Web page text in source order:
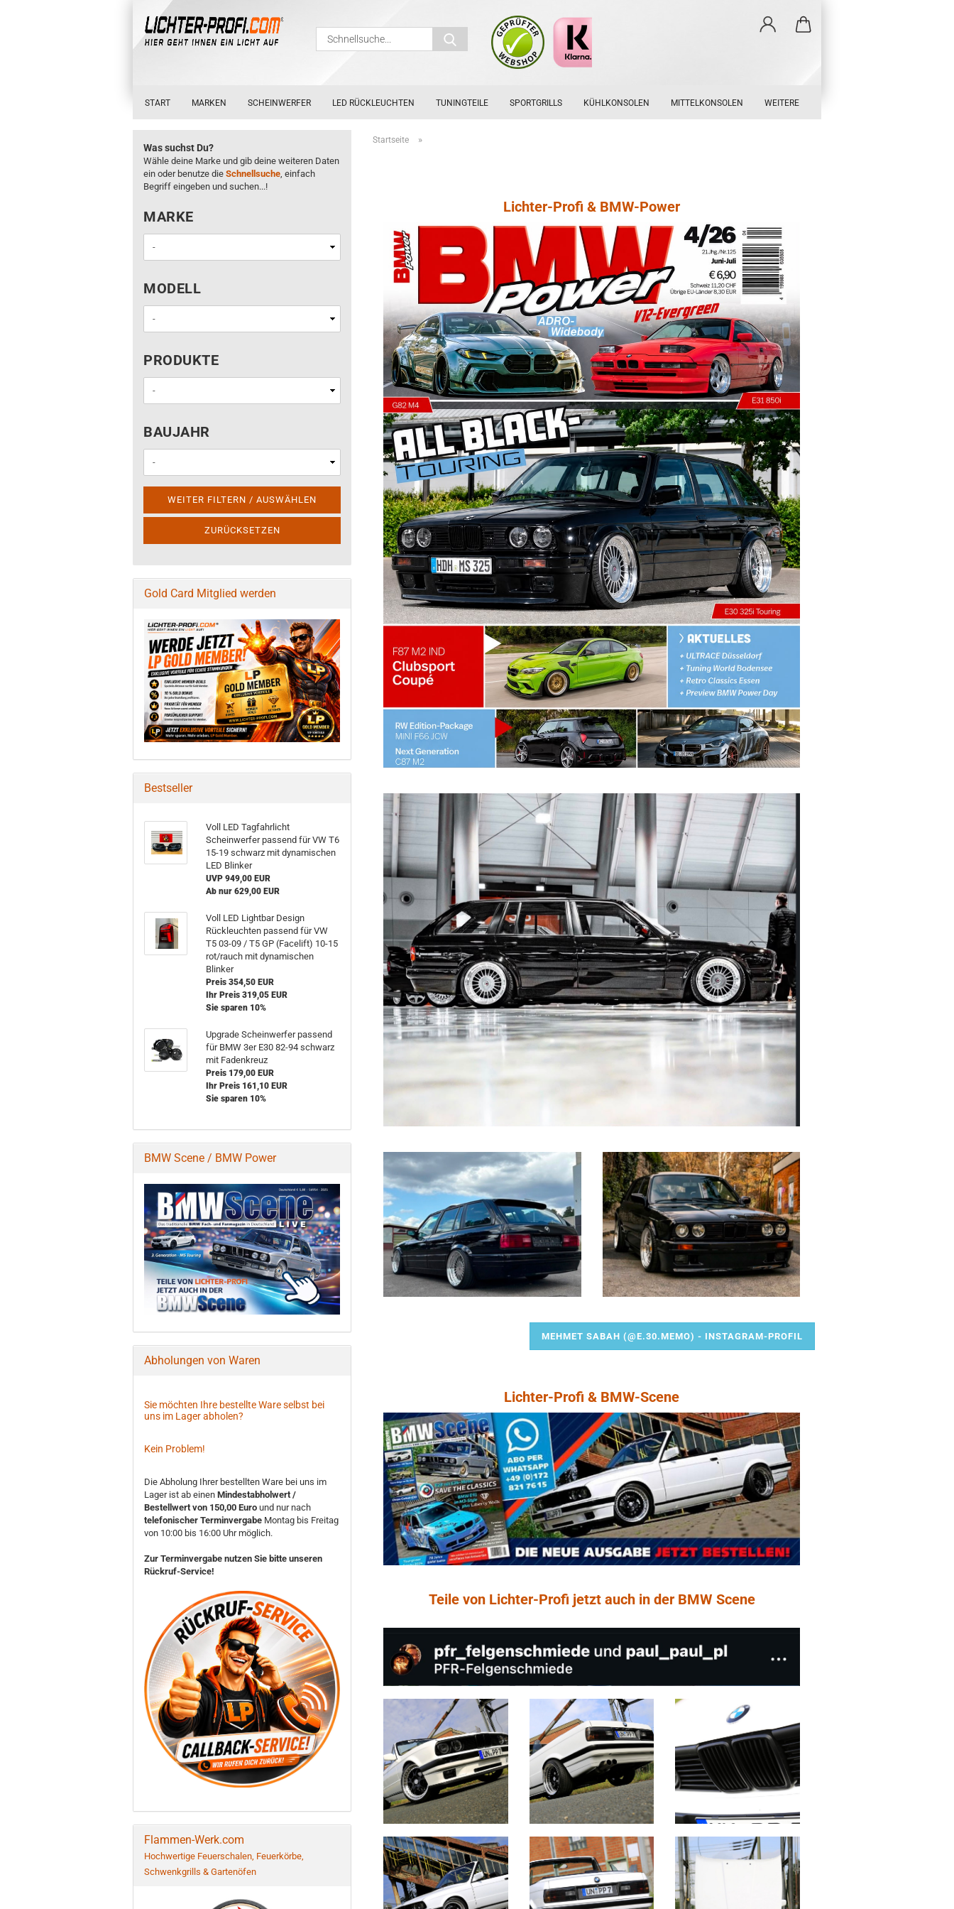
Schnellsuche...
START MARKEN SCHEINWERFER LED RÜCKLEUCHTEN TUNINGTEILE SPORTGRILLS KÜHLKONSOLEN MITTELKONSOLEN WEITERE
Startseite »
Lichter-Profi & BMW-Power
MEHMET SABAH (@E.30.MEMO) - INSTAGRAM-PROFIL
Lichter-Profi & BMW-Scene
Teile von Lichter-Profi jetzt auch in der BMW Scene
Was suchst Du?
Wähle deine Marke und gib deine weiteren Daten
ein oder benutze die Schnellsuche, einfach
Begriff eingeben und suchen...!
MARKE
MARKE
MODELL
MODELL
PRODUKTE
PRODUKTE
BAUJAHR
BAUJAHR
WEITER FILTERN / AUSWÄHLEN
ZURÜCKSETZEN
Gold Card Mitglied werden
Bestseller
Voll LED Tagfahrlicht
Scheinwerfer passend für VW T6
15-19 schwarz mit dynamischen
LED Blinker
UVP 949,00 EUR
Ab nur 629,00 EUR
Voll LED Lightbar Design
Rückleuchten passend für VW
T5 03-09 / T5 GP (Facelift) 10-15
rot/rauch mit dynamischen
Blinker
Preis 354,50 EUR
Ihr Preis 319,05 EUR
Sie sparen 10%
Upgrade Scheinwerfer passend
für BMW 3er E30 82-94 schwarz
mit Fadenkreuz
Preis 179,00 EUR
Ihr Preis 161,10 EUR
Sie sparen 10%
BMW Scene / BMW Power
Abholungen von Waren
Sie möchten Ihre bestellte Ware selbst bei
uns im Lager abholen?
Kein Problem!
Die Abholung Ihrer bestellten Ware bei uns im
Lager ist ab einen Mindestabholwert /
Bestellwert von 150,00 Euro und nur nach
telefonischer Terminvergabe Montag bis Freitag
von 10:00 bis 16:00 Uhr möglich.
Zur Terminvergabe nutzen Sie bitte unseren
Rückruf-Service!
Flammen-Werk.com
Hochwertige Feuerschalen, Feuerkörbe,
Schwenkgrills & Gartenöfen